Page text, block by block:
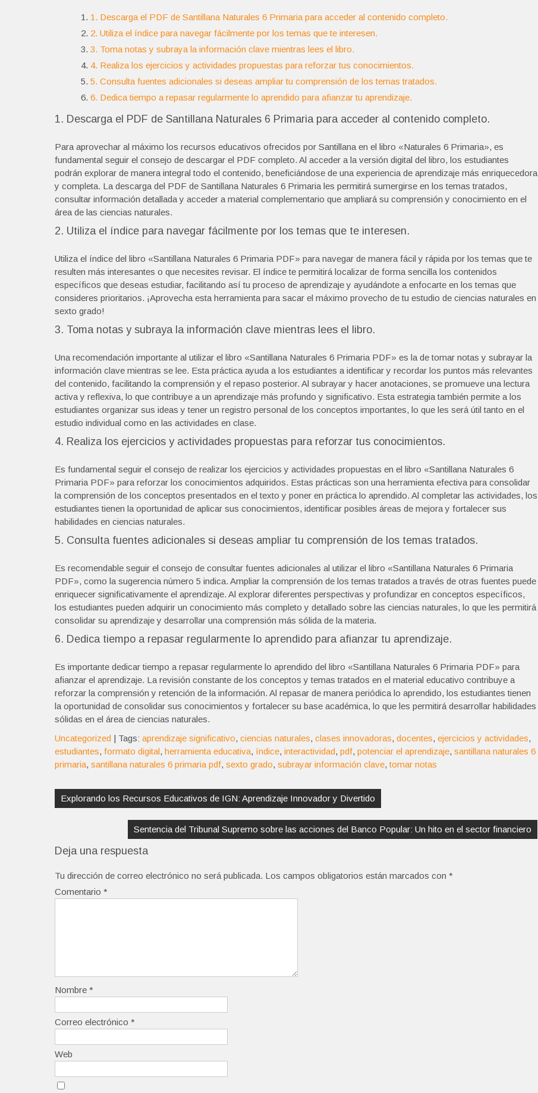
1. Descarga el PDF de Santillana Naturales 6 Primaria para acceder al contenido completo.
2. Utiliza el índice para navegar fácilmente por los temas que te interesen.
3. Toma notas y subraya la información clave mientras lees el libro.
4. Realiza los ejercicios y actividades propuestas para reforzar tus conocimientos.
5. Consulta fuentes adicionales si deseas ampliar tu comprensión de los temas tratados.
6. Dedica tiempo a repasar regularmente lo aprendido para afianzar tu aprendizaje.
1. Descarga el PDF de Santillana Naturales 6 Primaria para acceder al contenido completo.
Para aprovechar al máximo los recursos educativos ofrecidos por Santillana en el libro «Naturales 6 Primaria», es
fundamental seguir el consejo de descargar el PDF completo. Al acceder a la versión digital del libro, los estudiantes
podrán explorar de manera integral todo el contenido, beneficiándose de una experiencia de aprendizaje más enriquecedora
y completa. La descarga del PDF de Santillana Naturales 6 Primaria les permitirá sumergirse en los temas tratados,
consultar información detallada y acceder a material complementario que ampliará su comprensión y conocimiento en el
área de las ciencias naturales.
2. Utiliza el índice para navegar fácilmente por los temas que te interesen.
Utiliza el índice del libro «Santillana Naturales 6 Primaria PDF» para navegar de manera fácil y rápida por los temas que te
resulten más interesantes o que necesites revisar. El índice te permitirá localizar de forma sencilla los contenidos
específicos que deseas estudiar, facilitando así tu proceso de aprendizaje y ayudándote a enfocarte en los temas que
consideres prioritarios. ¡Aprovecha esta herramienta para sacar el máximo provecho de tu estudio de ciencias naturales en
sexto grado!
3. Toma notas y subraya la información clave mientras lees el libro.
Una recomendación importante al utilizar el libro «Santillana Naturales 6 Primaria PDF» es la de tomar notas y subrayar la
información clave mientras se lee. Esta práctica ayuda a los estudiantes a identificar y recordar los puntos más relevantes
del contenido, facilitando la comprensión y el repaso posterior. Al subrayar y hacer anotaciones, se promueve una lectura
activa y reflexiva, lo que contribuye a un aprendizaje más profundo y significativo. Esta estrategia también permite a los
estudiantes organizar sus ideas y tener un registro personal de los conceptos importantes, lo que les será útil tanto en el
estudio individual como en las actividades en clase.
4. Realiza los ejercicios y actividades propuestas para reforzar tus conocimientos.
Es fundamental seguir el consejo de realizar los ejercicios y actividades propuestas en el libro «Santillana Naturales 6
Primaria PDF» para reforzar los conocimientos adquiridos. Estas prácticas son una herramienta efectiva para consolidar
la comprensión de los conceptos presentados en el texto y poner en práctica lo aprendido. Al completar las actividades, los
estudiantes tienen la oportunidad de aplicar sus conocimientos, identificar posibles áreas de mejora y fortalecer sus
habilidades en ciencias naturales.
5. Consulta fuentes adicionales si deseas ampliar tu comprensión de los temas tratados.
Es recomendable seguir el consejo de consultar fuentes adicionales al utilizar el libro «Santillana Naturales 6 Primaria
PDF», como la sugerencia número 5 indica. Ampliar la comprensión de los temas tratados a través de otras fuentes puede
enriquecer significativamente el aprendizaje. Al explorar diferentes perspectivas y profundizar en conceptos específicos,
los estudiantes pueden adquirir un conocimiento más completo y detallado sobre las ciencias naturales, lo que les permitirá
consolidar su aprendizaje y desarrollar una comprensión más sólida de la materia.
6. Dedica tiempo a repasar regularmente lo aprendido para afianzar tu aprendizaje.
Es importante dedicar tiempo a repasar regularmente lo aprendido del libro «Santillana Naturales 6 Primaria PDF» para
afianzar el aprendizaje. La revisión constante de los conceptos y temas tratados en el material educativo contribuye a
reforzar la comprensión y retención de la información. Al repasar de manera periódica lo aprendido, los estudiantes tienen
la oportunidad de consolidar sus conocimientos y fortalecer su base académica, lo que les permitirá desarrollar habilidades
sólidas en el área de ciencias naturales.
Uncategorized | Tags: aprendizaje significativo, ciencias naturales, clases innovadoras, docentes, ejercicios y actividades,
estudiantes, formato digital, herramienta educativa, índice, interactividad, pdf, potenciar el aprendizaje, santillana naturales 6
primaria, santillana naturales 6 primaria pdf, sexto grado, subrayar información clave,tomar notas
de
entradas
Explorando los Recursos Educativos de IGN: Aprendizaje Innovador y Divertido
Sentencia del Tribunal Supremo sobre las acciones del Banco Popular: Un hito en el sector financiero
Deja una respuesta
Tu dirección de correo electrónico no será publicada. Los campos obligatorios están marcados con *
Comentario *
Nombre *
Correo electrónico *
Web